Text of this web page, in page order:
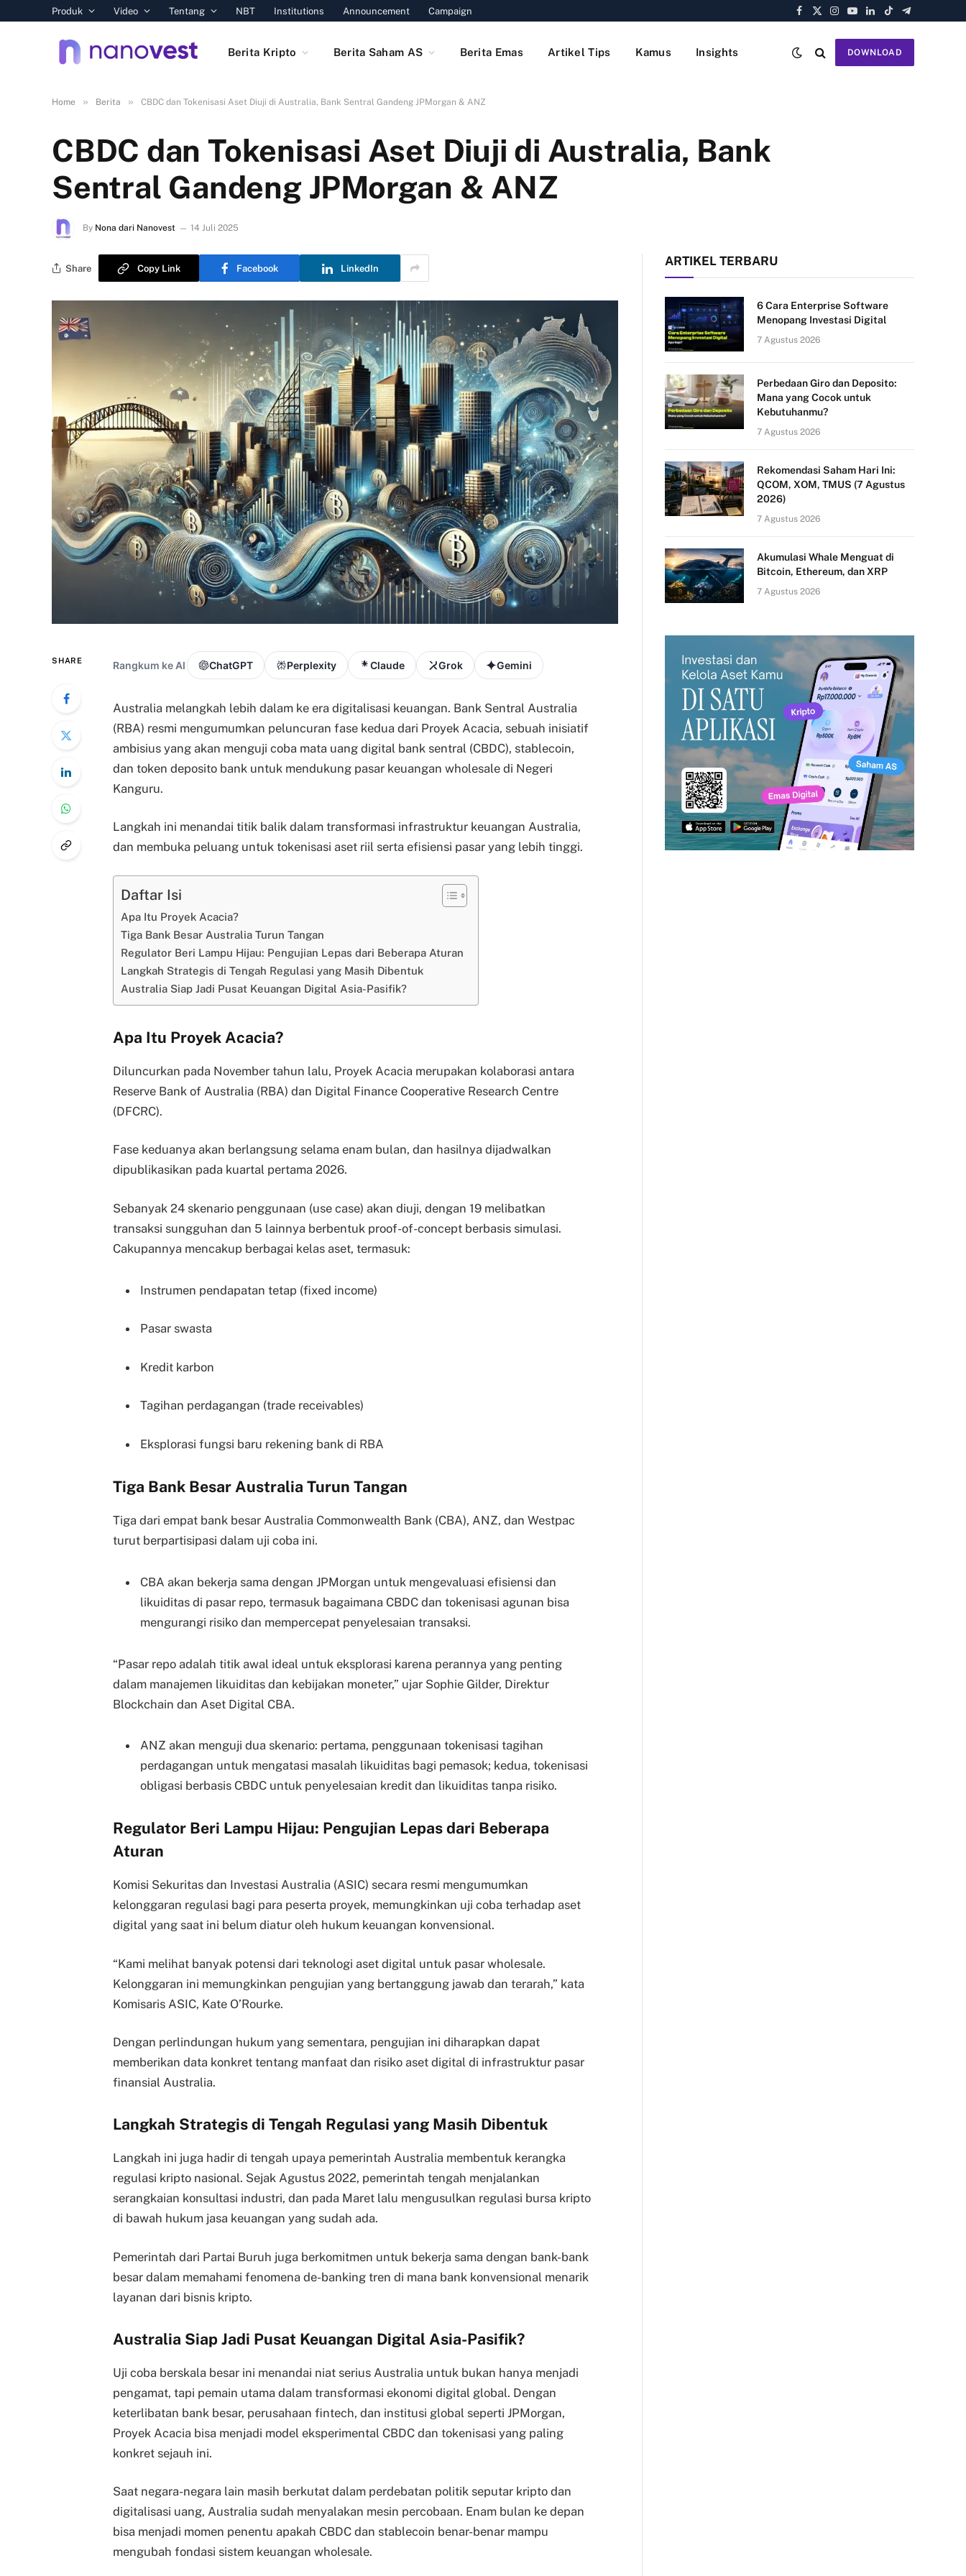
Produk Video Tentang NBT Institutions Announcement Campaign
Facebook
X
Instagram
YouTube
LinkedIn
TikTokTelegram
Berita Kripto Berita Saham AS Berita Emas Artikel Tips Kamus Insights DOWNLOAD
Home » Berita » CBDC dan Tokenisasi Aset Diuji di Australia, Bank Sentral Gandeng JPMorgan & ANZ
CBDC dan Tokenisasi Aset Diuji di Australia, Bank
Sentral Gandeng JPMorgan & ANZ
By Nona dari Nanovest 14 Juli 2025
Share Copy Link Facebook LinkedIn
SHARE Rangkum ke AI ChatGPT Perplexity Claude Grok Gemini
Australia melangkah lebih dalam ke era digitalisasi keuangan. Bank Sentral Australia
(RBA) resmi mengumumkan peluncuran fase kedua dari Proyek Acacia, sebuah inisiatif
ambisius yang akan menguji coba mata uang digital bank sentral (CBDC), stablecoin,
dan token deposito bank untuk mendukung pasar keuangan wholesale di Negeri
Kanguru.
Langkah ini menandai titik balik dalam transformasi infrastruktur keuangan Australia,
dan membuka peluang untuk tokenisasi aset riil serta efisiensi pasar yang lebih tinggi.
Daftar Isi
Apa Itu Proyek Acacia?
Tiga Bank Besar Australia Turun Tangan
Regulator Beri Lampu Hijau: Pengujian Lepas dari Beberapa Aturan
Langkah Strategis di Tengah Regulasi yang Masih Dibentuk
Australia Siap Jadi Pusat Keuangan Digital Asia-Pasifik?
Apa Itu Proyek Acacia?
Diluncurkan pada November tahun lalu, Proyek Acacia merupakan kolaborasi antara
Reserve Bank of Australia (RBA) dan Digital Finance Cooperative Research Centre
(DFCRC).
Fase keduanya akan berlangsung selama enam bulan, dan hasilnya dijadwalkan
dipublikasikan pada kuartal pertama 2026.
Sebanyak 24 skenario penggunaan (use case) akan diuji, dengan 19 melibatkan
transaksi sungguhan dan 5 lainnya berbentuk proof-of-concept berbasis simulasi.
Cakupannya mencakup berbagai kelas aset, termasuk:
Instrumen pendapatan tetap (fixed income)
Pasar swasta
Kredit karbon
Tagihan perdagangan (trade receivables)
Eksplorasi fungsi baru rekening bank di RBA
Tiga Bank Besar Australia Turun Tangan
Tiga dari empat bank besar Australia Commonwealth Bank (CBA), ANZ, dan Westpac
turut berpartisipasi dalam uji coba ini.
CBA akan bekerja sama dengan JPMorgan untuk mengevaluasi efisiensi dan
likuiditas di pasar repo, termasuk bagaimana CBDC dan tokenisasi agunan bisa
mengurangi risiko dan mempercepat penyelesaian transaksi.
“Pasar repo adalah titik awal ideal untuk eksplorasi karena perannya yang penting
dalam manajemen likuiditas dan kebijakan moneter,” ujar Sophie Gilder, Direktur
Blockchain dan Aset Digital CBA.
ANZ akan menguji dua skenario: pertama, penggunaan tokenisasi tagihan
perdagangan untuk mengatasi masalah likuiditas bagi pemasok; kedua, tokenisasi
obligasi berbasis CBDC untuk penyelesaian kredit dan likuiditas tanpa risiko.
Regulator Beri Lampu Hijau: Pengujian Lepas dari Beberapa
Aturan
Komisi Sekuritas dan Investasi Australia (ASIC) secara resmi mengumumkan
kelonggaran regulasi bagi para peserta proyek, memungkinkan uji coba terhadap aset
digital yang saat ini belum diatur oleh hukum keuangan konvensional.
“Kami melihat banyak potensi dari teknologi aset digital untuk pasar wholesale.
Kelonggaran ini memungkinkan pengujian yang bertanggung jawab dan terarah,” kata
Komisaris ASIC, Kate O’Rourke.
Dengan perlindungan hukum yang sementara, pengujian ini diharapkan dapat
memberikan data konkret tentang manfaat dan risiko aset digital di infrastruktur pasar
finansial Australia.
Langkah Strategis di Tengah Regulasi yang Masih Dibentuk
Langkah ini juga hadir di tengah upaya pemerintah Australia membentuk kerangka
regulasi kripto nasional. Sejak Agustus 2022, pemerintah tengah menjalankan
serangkaian konsultasi industri, dan pada Maret lalu mengusulkan regulasi bursa kripto
di bawah hukum jasa keuangan yang sudah ada.
Pemerintah dari Partai Buruh juga berkomitmen untuk bekerja sama dengan bank-bank
besar dalam memahami fenomena de-banking tren di mana bank konvensional menarik
layanan dari bisnis kripto.
Australia Siap Jadi Pusat Keuangan Digital Asia-Pasifik?
Uji coba berskala besar ini menandai niat serius Australia untuk bukan hanya menjadi
pengamat, tapi pemain utama dalam transformasi ekonomi digital global. Dengan
keterlibatan bank besar, perusahaan fintech, dan institusi global seperti JPMorgan,
Proyek Acacia bisa menjadi model eksperimental CBDC dan tokenisasi yang paling
konkret sejauh ini.
Saat negara-negara lain masih berkutat dalam perdebatan politik seputar kripto dan
digitalisasi uang, Australia sudah menyalakan mesin percobaan. Enam bulan ke depan
bisa menjadi momen penentu apakah CBDC dan stablecoin benar-benar mampu
mengubah fondasi sistem keuangan wholesale.
ARTIKEL TERBARU
6 Cara Enterprise Software
Menopang Investasi Digital
7 Agustus 2026
Perbedaan Giro dan Deposito:
Mana yang Cocok untuk
Kebutuhanmu?
7 Agustus 2026
Rekomendasi Saham Hari Ini:
QCOM, XOM, TMUS (7 Agustus
2026)
7 Agustus 2026
Akumulasi Whale Menguat di
Bitcoin, Ethereum, dan XRP
7 Agustus 2026